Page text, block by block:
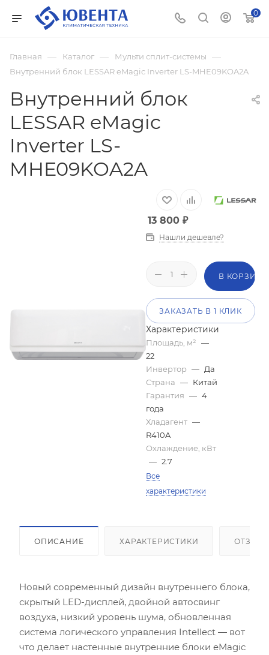
0
Главная — Каталог — Мульти сплит-системы —
Внутренний блок LESSAR eMagic Inverter LS-MHE09KOA2A
Внутренний блок
LESSAR eMagic
Inverter LS-
MHE09KOA2A
13 800 ₽
Нашли дешевле?
В КОРЗИНУ
ЗАКАЗАТЬ В 1 КЛИК
Характеристики
Площадь, м² —
22
Инвертор — Да
Страна — Китай
Гарантия — 4
года
Хладагент —
R410A
Охлаждение, кВт
— 2.7
Все
характеристики
ОПИСАНИЕ ХАРАКТЕРИСТИКИ
Новый современный дизайн внутреннего блока,
скрытый LED-дисплей, двойной автосвинг
воздуха, низкий уровень шума, обновленная
система логического управления Intellect — вот
что делает настенные внутренние блоки eMagic